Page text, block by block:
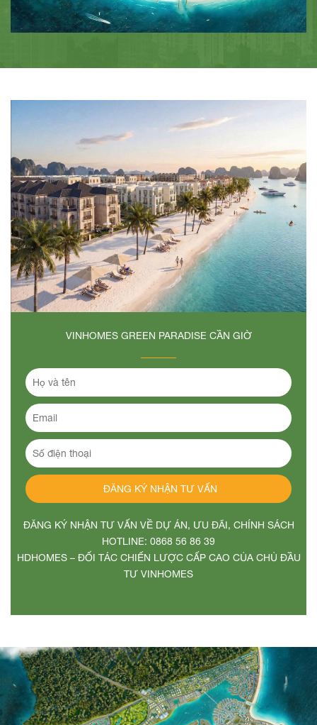
VINHOMES GREEN PARADISE CẦN GIỜ
ĐĂNG KÝ NHẬN TƯ VẤN VỀ DỰ ÁN, ƯU ĐÃI, CHÍNH SÁCH
HOTLINE: 0868 56 86 39
HDHOMES – ĐỐI TÁC CHIẾN LƯỢC CẤP CAO CỦA CHỦ ĐẦU
TƯ VINHOMES